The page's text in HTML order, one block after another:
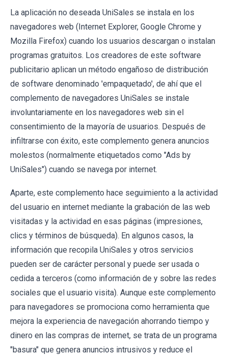
La aplicación no deseada UniSales se instala en los
navegadores web (Internet Explorer, Google Chrome y
Mozilla Firefox) cuando los usuarios descargan o instalan
programas gratuitos. Los creadores de este software
publicitario aplican un método engañoso de distribución
de software denominado 'empaquetado', de ahí que el
complemento de navegadores UniSales se instale
involuntariamente en los navegadores web sin el
consentimiento de la mayoría de usuarios. Después de
infiltrarse con éxito, este complemento genera anuncios
molestos (normalmente etiquetados como "Ads by
UniSales") cuando se navega por internet.
Aparte, este complemento hace seguimiento a la actividad
del usuario en internet mediante la grabación de las web
visitadas y la actividad en esas páginas (impresiones,
clics y términos de búsqueda). En algunos casos, la
información que recopila UniSales y otros servicios
pueden ser de carácter personal y puede ser usada o
cedida a terceros (como información de y sobre las redes
sociales que el usuario visita). Aunque este complemento
para navegadores se promociona como herramienta que
mejora la experiencia de navegación ahorrando tiempo y
dinero en las compras de internet, se trata de un programa
"basura" que genera anuncios intrusivos y reduce el